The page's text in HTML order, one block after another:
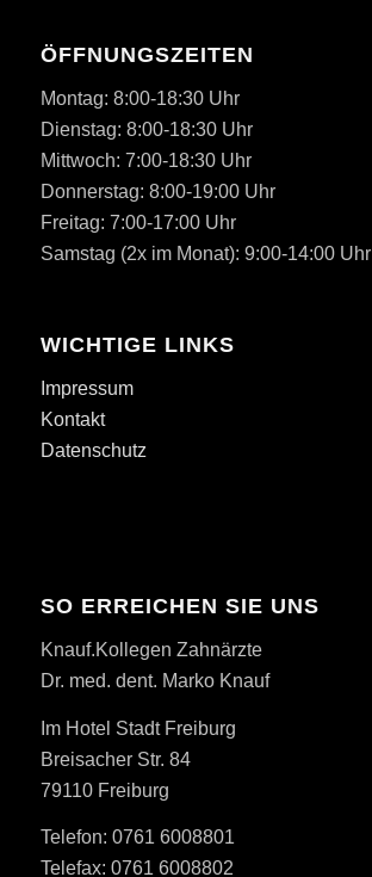
ÖFFNUNGSZEITEN
Montag: 8:00-18:30 Uhr
Dienstag: 8:00-18:30 Uhr
Mittwoch: 7:00-18:30 Uhr
Donnerstag: 8:00-19:00 Uhr
Freitag: 7:00-17:00 Uhr
Samstag (2x im Monat): 9:00-14:00 Uhr
WICHTIGE LINKS
Impressum
Kontakt
Datenschutz
SO ERREICHEN SIE UNS
Knauf.Kollegen Zahnärzte
Dr. med. dent. Marko Knauf
Im Hotel Stadt Freiburg
Breisacher Str. 84
79110 Freiburg
Telefon: 0761 6008801
Telefax: 0761 6008802